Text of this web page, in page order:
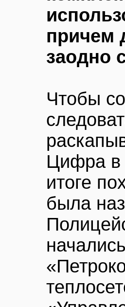
причем
заодно
Чтобы
Цифра в
итоге
была